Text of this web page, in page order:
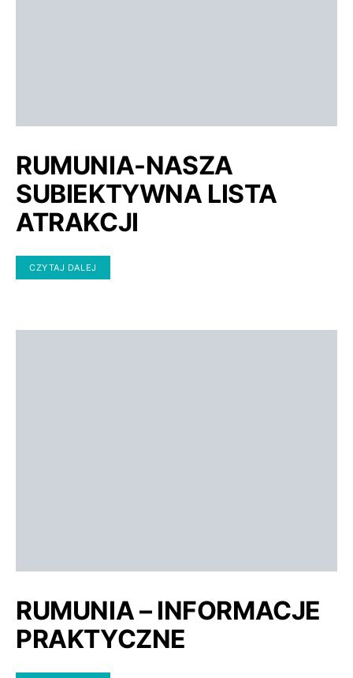
RUMUNIA-NASZA
SUBIEKTYWNA LISTA
ATRAKCJI
CZYTAJ DALEJ
RUMUNIA – INFORMACJE
PRAKTYCZNE